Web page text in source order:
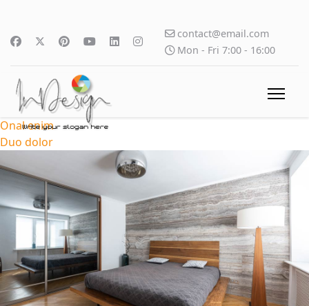
contact@email.com
Mon - Fri 7:00 - 16:00
Onal enim
Duo dolor